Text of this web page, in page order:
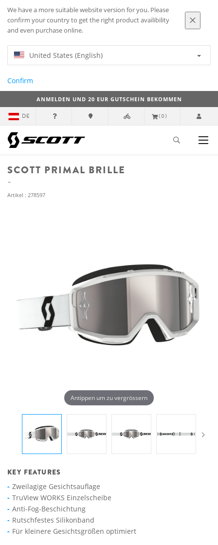
We have a more suitable website version for you. Please
confirm your country to get the right product availibility
and even purchase online.
United States (English)
Confirm
ANMELDEN UND 20 EUR GUTSCHEIN BEKOMMEN
DE (0)
SCOTT PRIMAL BRILLE
Artikel : 278597
Antippen um zu vergrössern
KEY FEATURES
Zweilagige Gesichtsauflage
TruView WORKS Einzelscheibe
Anti-Fog-Beschichtung
Rutschfestes Silikonband
Für kleinere Gesichtsgrößen optimiert